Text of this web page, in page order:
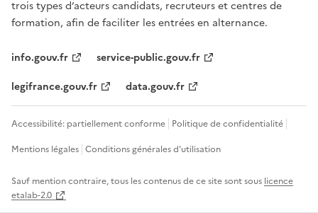
trois types d’acteurs candidats, recruteurs et centres de
formation, afin de faciliter les entrées en alternance.
info.gouv.fr service-public.gouv.fr
legifrance.gouv.fr data.gouv.fr
Accessibilité: partiellement conforme Politique de confidentialité
Mentions légales Conditions générales d'utilisation
Sauf mention contraire, tous les contenus de ce site sont sous licence
etalab-2.0